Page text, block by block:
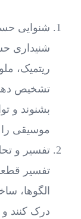
شنوایی
شنیداری
ریتمیک،
تشخیص
بشنوند و
موسیقی را
تفسیر و
تفسیر
الگوها،
درک کنند و